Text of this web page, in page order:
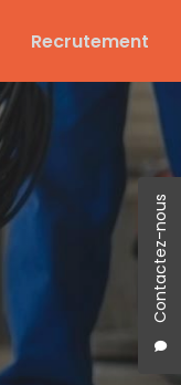
Contactez-nous
Recrutement